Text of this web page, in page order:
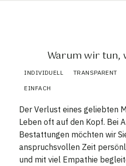
Warum wir tun,
INDIVIDUELL TRANSPARENT
EINFACH
Der Verlust eines geliebten
Leben oft auf den Kopf. Bei
Bestattungen möchten wir
anspruchsvollen Zeit
und mit viel Empathie